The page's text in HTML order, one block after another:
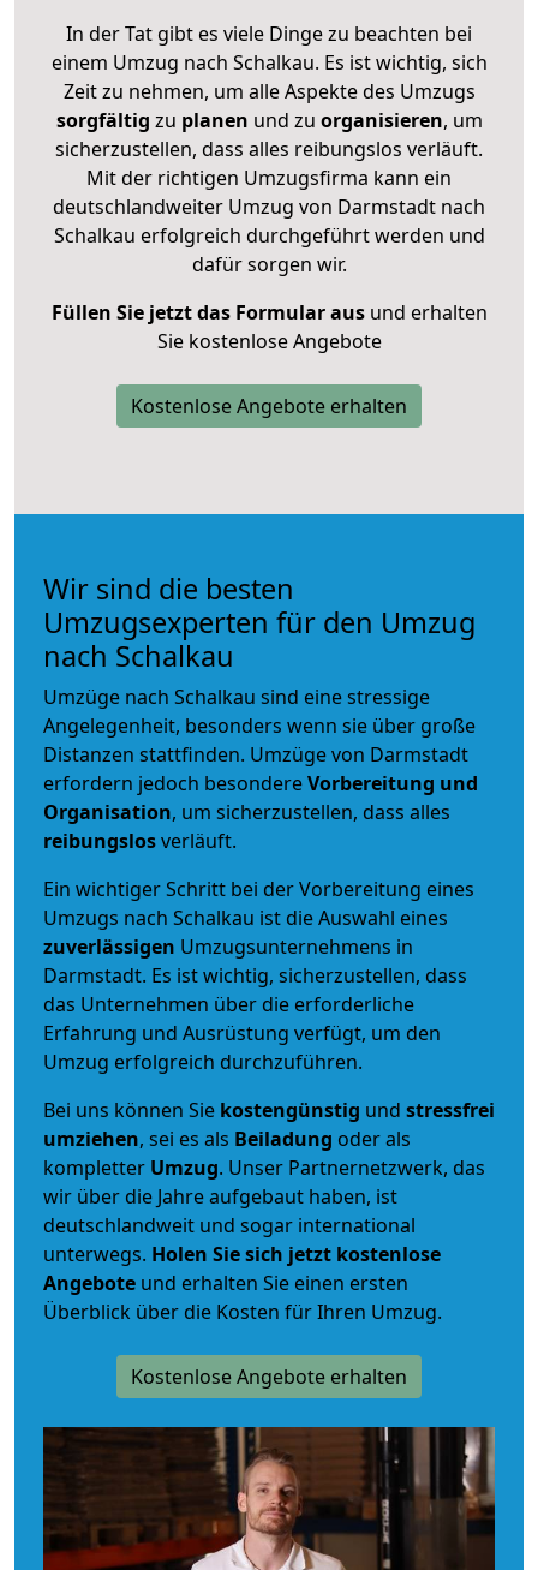
In der Tat gibt es viele Dinge zu beachten bei
einem Umzug nach Schalkau. Es ist wichtig, sich
Zeit zu nehmen, um alle Aspekte des Umzugs
sorgfältig zu planen und zu organisieren, um
sicherzustellen, dass alles reibungslos verläuft.
Mit der richtigen Umzugsfirma kann ein
deutschlandweiter Umzug von Darmstadt nach
Schalkau erfolgreich durchgeführt werden und
dafür sorgen wir.
Füllen Sie jetzt das Formular ausund erhalten
Sie kostenlose Angebote
Kostenlose Angebote erhalten
Wir sind die besten
Umzugsexperten für den Umzug
nach Schalkau
Umzüge nach Schalkau sind eine stressige
Angelegenheit, besonders wenn sie über große
Distanzen stattfinden. Umzüge von Darmstadt
erfordern jedoch besondereVorbereitung und
Organisation, um sicherzustellen, dass alles
reibungslosverläuft.
Ein wichtiger Schritt bei der Vorbereitung eines
Umzugs nach Schalkau ist die Auswahl eines
zuverlässigen Umzugsunternehmens in
Darmstadt. Es ist wichtig, sicherzustellen, dass
das Unternehmen über die erforderliche
Erfahrung und Ausrüstung verfügt, um den
Umzug erfolgreich durchzuführen.
Bei uns können Sie kostengünstig und stressfrei
umziehen, sei es als Beiladung oder als
kompletter Umzug. Unser Partnernetzwerk, das
wir über die Jahre aufgebaut haben, ist
deutschlandweit und sogar international
unterwegs. Holen Sie sich jetzt kostenlose
Angebote und erhalten Sie einen ersten
Überblick über die Kosten für Ihren Umzug.
Kostenlose Angebote erhalten